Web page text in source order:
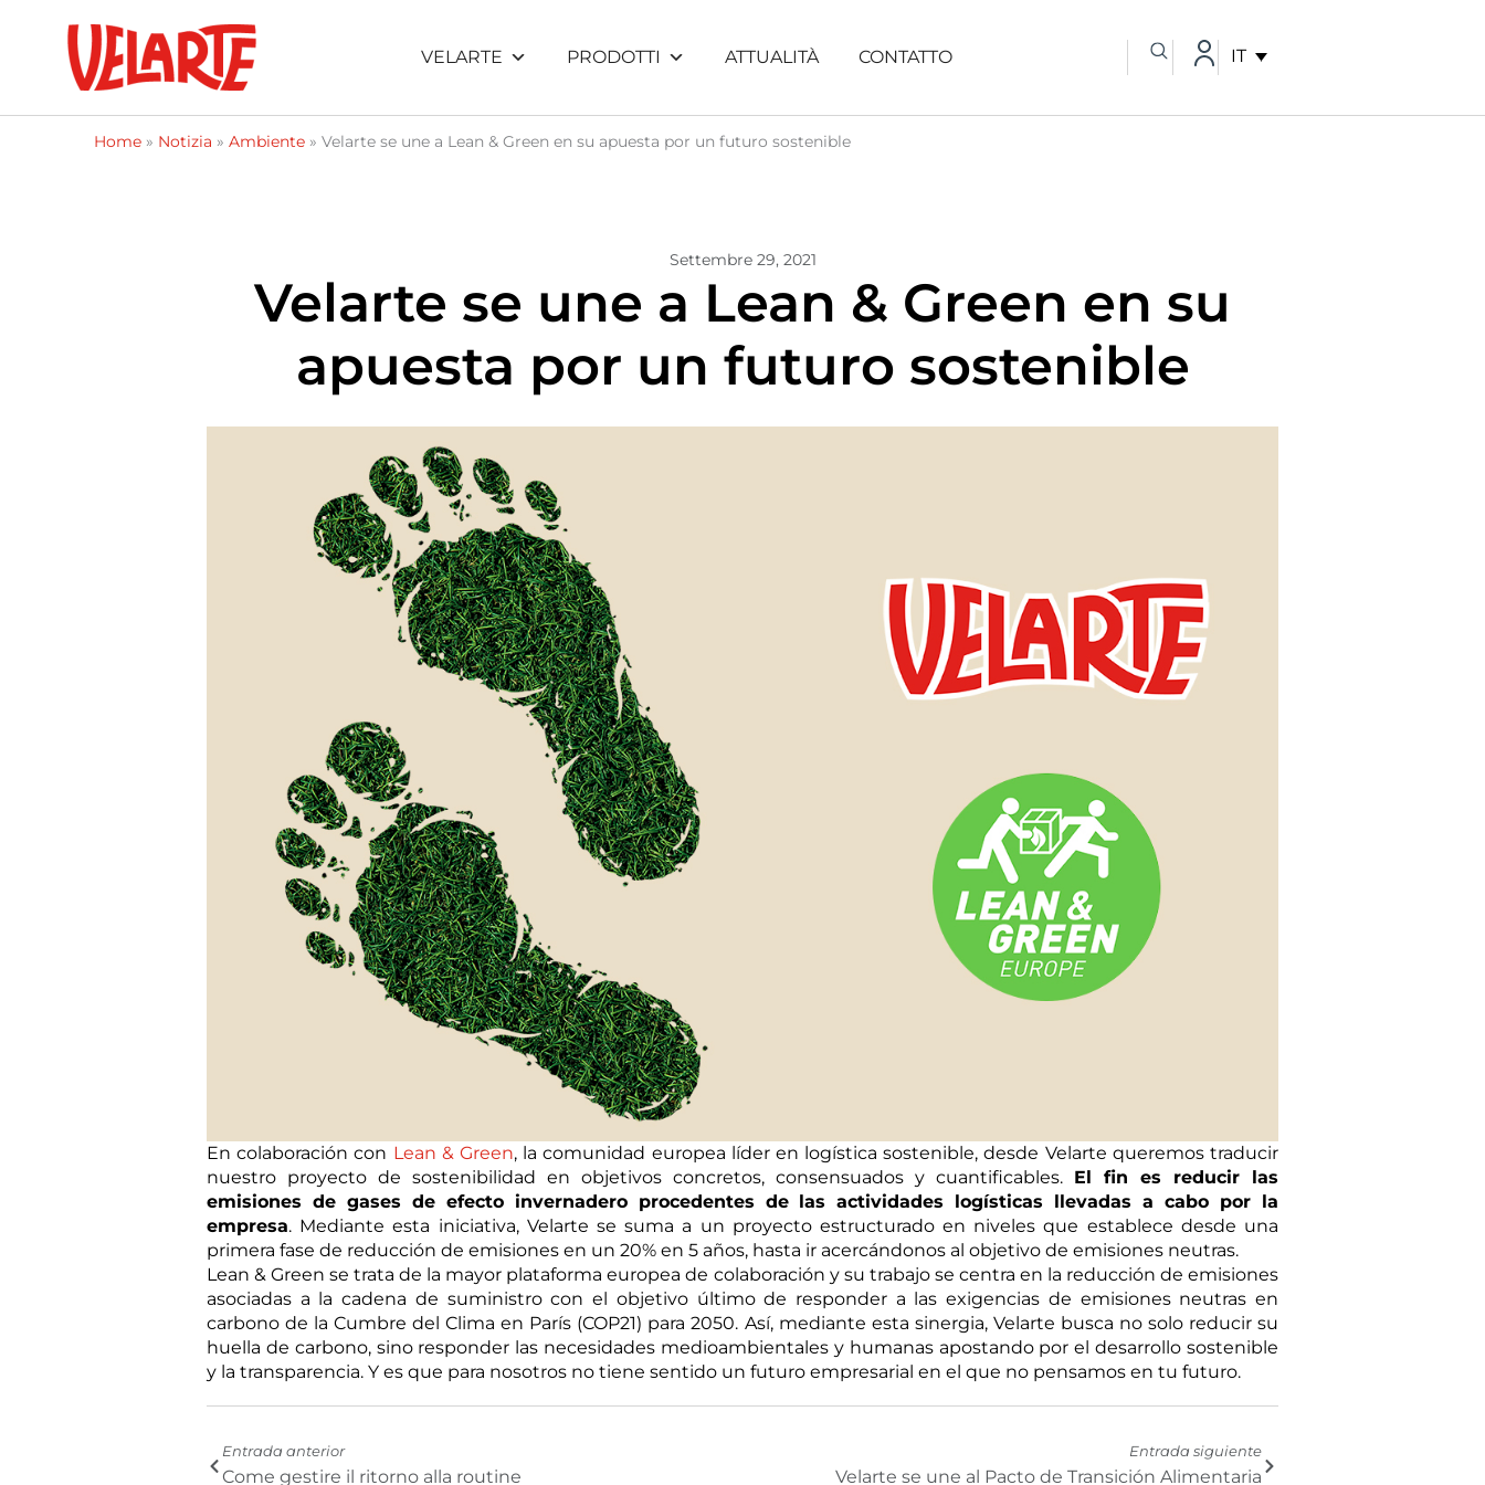
contenuto
VELARTE PRODOTTI ATTUALITÀ CONTATTO IT
Home » Notizia »Ambiente »Velarte se une a Lean & Green en su apuesta por un futuro sostenible
Settembre 29, 2021
Velarte se une a Lean & Green en su
apuesta por un futuro sostenible
En colaboración con Lean & Green, la comunidad europea líder en logística sostenible, desde Velarte queremos traducir
nuestro proyecto de sostenibilidad en objetivos concretos, consensuados y cuantificables. El fin es reducir las
emisiones de gases de efecto invernadero procedentes de las actividades logísticas llevadas a cabo por la
empresa. Mediante esta iniciativa, Velarte se suma a un proyecto estructurado en niveles que establece desde una
primera fase de reducción de emisiones en un 20% en 5 años, hasta ir acercándonos al objetivo de emisiones neutras.
Lean & Green se trata de la mayor plataforma europea de colaboración y su trabajo se centra en la reducción de emisiones
asociadas a la cadena de suministro con el objetivo último de responder a las exigencias de emisiones neutras en
carbono de la Cumbre del Clima en París (COP21) para 2050. Así, mediante esta sinergia, Velarte busca no solo reducir su
huella de carbono, sino responder las necesidades medioambientales y humanas apostando por el desarrollo sostenible
y la transparencia. Y es que para nosotros no tiene sentido un futuro empresarial en el que no pensamos en tu futuro.
Entrada anterior
Come gestire il ritorno alla routine
Entrada siguiente
Velarte se une al Pacto de Transición Alimentaria